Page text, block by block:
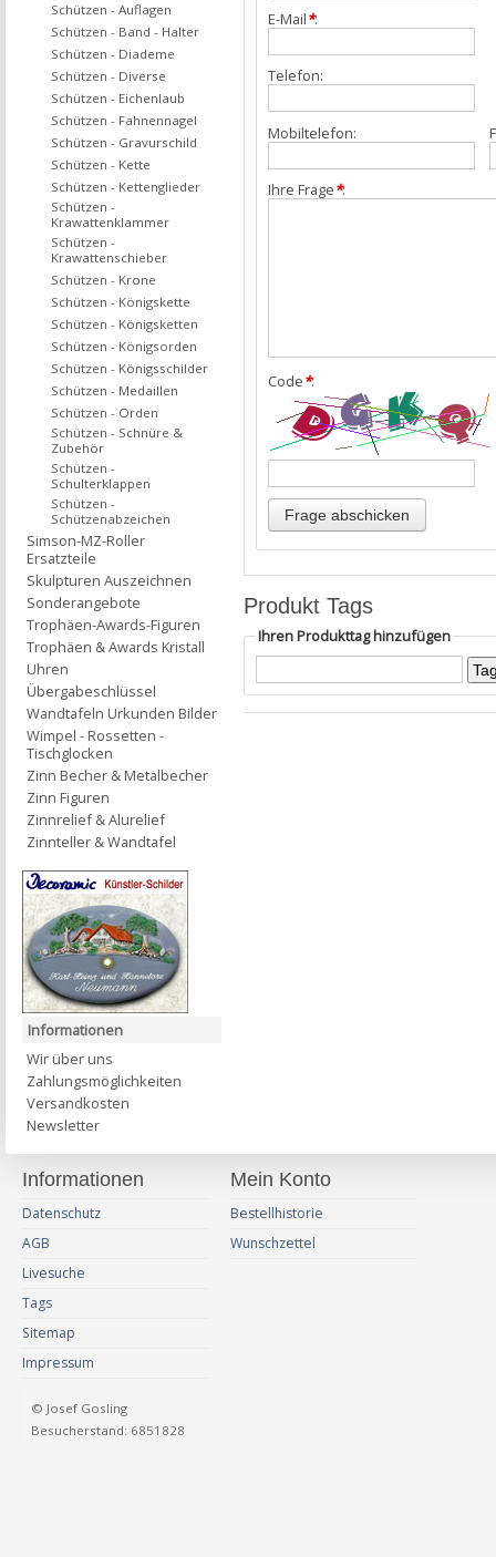
E-Mail*:
Telefon:
Mobiltelefon:
Ihre Frage*:
Code*:
Produkt Tags
Ihren Produkttag hinzufügen
Schützen - Auflagen
Schützen - Band - Halter
Schützen - Diademe
Schützen - Diverse
Schützen - Eichenlaub
Schützen - Fahnennagel
Schützen - Gravurschild
Schützen - Kette
Schützen - Kettenglieder
Schützen -
Krawattenklammer
Schützen -
Krawattenschieber
Schützen - Krone
Schützen - Königskette
Schützen - Königsketten
Schützen - Königsorden
Schützen - Königsschilder
Schützen - Medaillen
Schützen - Orden
Schützen - Schnüre &
Zubehör
Schützen -
Schulterklappen
Schützen -
Schützenabzeichen
Simson-MZ-Roller
Ersatzteile
Skulpturen Auszeichnen
Sonderangebote
Trophäen-Awards-Figuren
Trophäen & Awards Kristall
Uhren
Übergabeschlüssel
Wandtafeln Urkunden Bilder
Wimpel - Rossetten -
Tischglocken
Zinn Becher & Metalbecher
Zinn Figuren
Zinnrelief & Alurelief
Zinnteller & Wandtafel
Informationen
Wir über uns
Zahlungsmöglichkeiten
Versandkosten
Newsletter
Informationen
Datenschutz
AGB
Livesuche
Tags
Sitemap
Impressum
Mein Konto
Bestellhistorie
Wunschzettel
© Josef Gosling
Besucherstand: 6851828